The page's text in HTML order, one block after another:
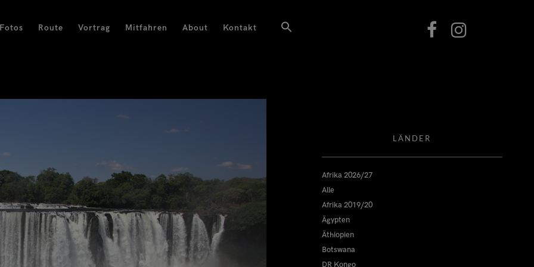
Route Vortrag Mitfahren About Kontakt
LÄNDER
Afrika 2026/27
Alle
Afrika 2019/20
Ägypten
Äthiopien
Botswana
DR Kongo